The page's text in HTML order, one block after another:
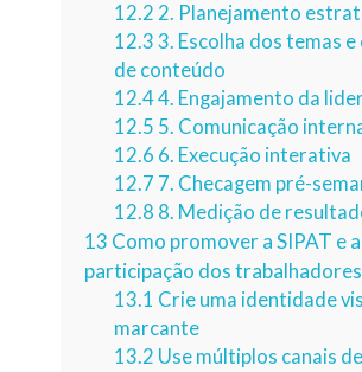
12.2 2. Planejamento
12.3 3. Escolha dos temas
de conteúdo
12.44. Engajamento da
12.5 5. Comunicação
12.6 6. Execução interativa
12.7 7. Checagem pré-
12.8 8. Medição de
13 Como promover a SIPAT e
participação dos trabalhadores
13.1 Crie uma identidade
marcante
13.2 Use múltiplos canais de